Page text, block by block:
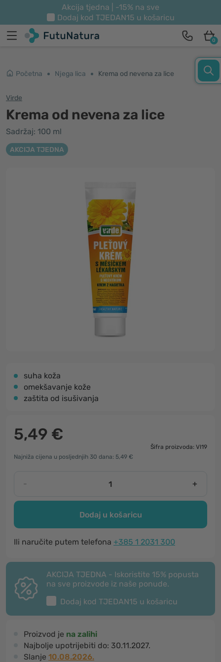
Akcija tjedna | -15% na sve
Dodaj kod TJEDAN15 u košaricu
0
Početna Njega lica Krema od nevena za lice
Virde
Krema od nevena za lice
Sadržaj: 100 ml
AKCIJA TJEDNA
suha koža
omekšavanje kože
zaštita od isušivanja
5,49 €
Šifra proizvoda: VI19
Najniža cijena u posljednjih 30 dana: 5,49 €
- +
Dodaj u košaricu
Ili naručite putem telefona +385 1 2031 300
AKCIJA TJEDNA - Iskoristite 15% popusta
na sve proizvode iz naše ponude.
Dodaj kod TJEDAN15 u košaricu
Proizvod je na zalihi
Najbolje upotrijebiti do: 30.11.2027.
Slanje 10.08.2026.